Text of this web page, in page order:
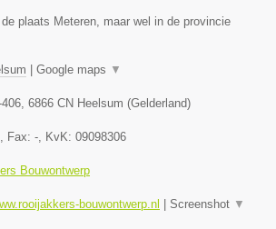
plaats Meteren, maar wel in de provincie
| Google maps ▼
6866 CN Heelsum (Gelderland)
, Fax: - , KvK: 09098306
Bouwontwerp
bouwontwerp.nl | Screenshot ▼